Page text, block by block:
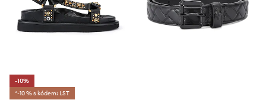
-10%
*-10 % s kódem: LST